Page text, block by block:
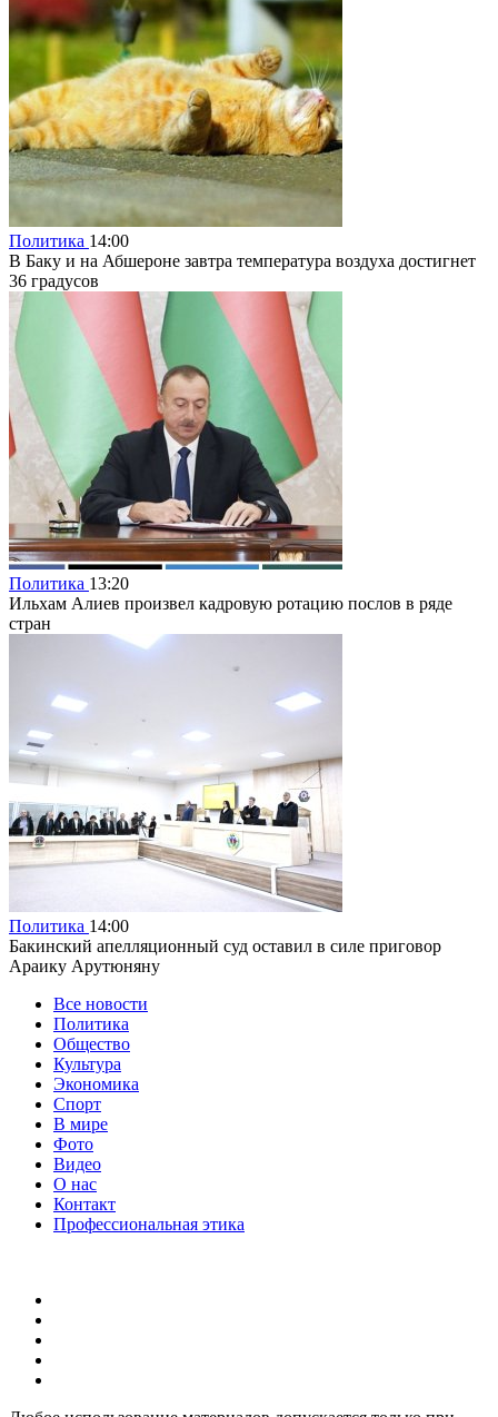
Политика 14:00
В Баку и на Абшероне завтра температура воздуха достигнет
36 градусов
Политика 13:20
Ильхам Алиев произвел кадровую ротацию послов в ряде
стран
Политика 14:00
Бакинский апелляционный суд оставил в силе приговор
Араику Арутюняну
Все новости
Политика
Общество
Культура
Экономика
Спорт
В мире
Фото
Видео
О нас
Контакт
Профессиональная этика